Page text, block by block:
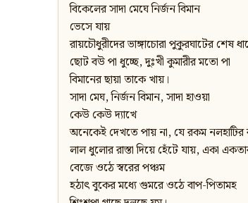
বিকেলের সাদা মেঘে নির্জন বিমান
ভেসে যায়
রায়চৌধুরীদের ভাঙ্গাচোরা পুকুরঘাটের শেষ
ছোট বউ পা ধুচ্ছে, দুঃখী কুমারীর মতো পা
বিমানের ছায়া তাকে খায়।
সাদা মেঘ, নির্জন বিমান, সাদা হাওয়া
কেউ কেউ দ্যাখে
অনেকেই দেখতে পায় না, যে রকম নলহাটির
লাল ধুলোর রাস্তা দিয়ে হেঁটে যায়, একা
বেজে ওঠে স্বরের পঞ্চম
হঠাৎ বুকের মধ্যে গুমরে ওঠে বাপ-পিতামহ